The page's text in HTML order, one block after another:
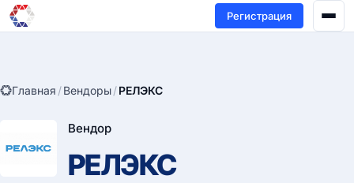
Регистрация
Главная /Вендоры/РЕЛЭКС
Вендор
РЕЛЭКС